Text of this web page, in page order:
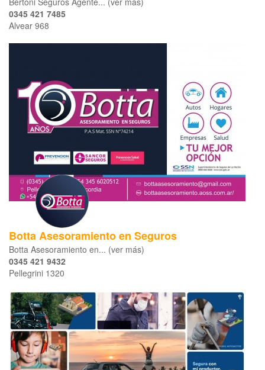
0345 421 7485
Alvear 968
Botta Asesoramiento en Seguros
Botta Asesoramiento en... (ver más)
0345 421 9432
Pellegrini 1320